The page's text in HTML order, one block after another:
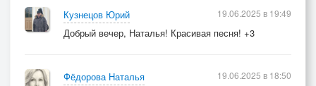
Горький хрусталь
Моё отражение терзает печаль
Слова твои жгут
В них тонет мой свет
Кузнецов Юрий
Добрый вечер, Наталья! Красивая песня! +3
19.06.2025 в 19:49
Фёдорова Наталья
19.06.2025 в 18:50